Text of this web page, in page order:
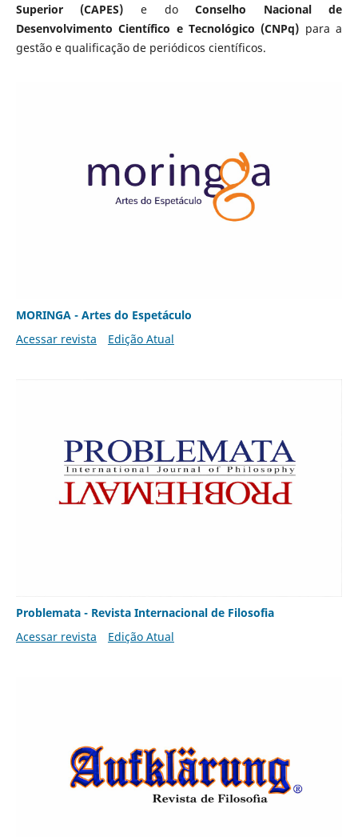
Superior (CAPES) e doConselho Nacional de
Desenvolvimento Científico e Tecnológico (CNPq) para a
gestão e qualificação de periódicos científicos.
MORINGA - Artes do Espetáculo
Acessar revista
Edição Atual
Problemata - Revista Internacional de Filosofia
Acessar revista
Edição Atual